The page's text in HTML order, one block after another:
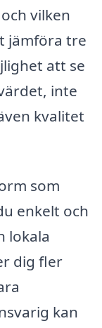
vilken
jämföra tre
att se
inte
kvalitet
som
enkelt och
lokala
dig fler
kan